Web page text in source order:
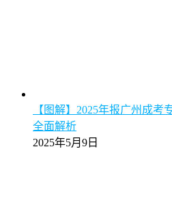
【图解】2025年报广州成考
全面解析
2025年5月9日